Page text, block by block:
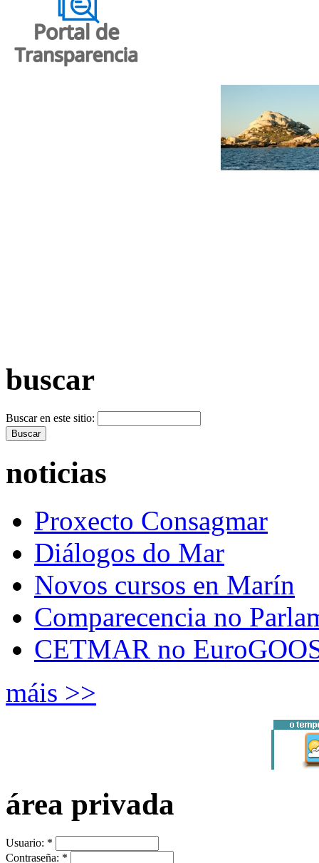
buscar
Buscar en este sitio:
noticias
Proxecto Consagmar
Diálogos do Mar
Novos cursos en Marín
Comparecencia no
CETMAR no
máis >>
área privada
Usuario: *
Contraseña: *